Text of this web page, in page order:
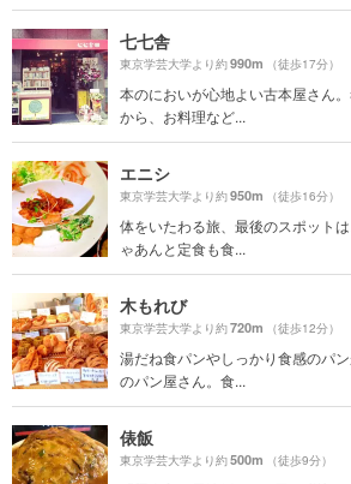
七七舎
東京学芸大学より約990m （徒歩17分）
本のにおいが心地よい古本屋さん
から、お料理など...
エニシ
東京学芸大学より約950m （徒歩16分）
体をいたわる旅、最後のスポット
ゃあんと定食も食...
木もれび
東京学芸大学より約720m （徒歩12分）
湯だね食パンやしっかり食感のパ
のパン屋さん。食...
俵飯
東京学芸大学より約500m （徒歩9分）